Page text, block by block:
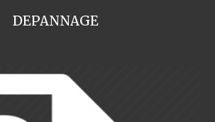
DEPANNAGE